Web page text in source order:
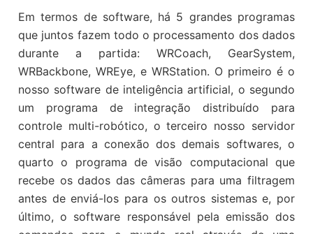
Em termos de software, há 5 grandes programas
que juntos fazem todo o processamento dos dados
durante a partida: WRCoach, GearSystem,
WRBackbone, WREye, e WRStation. O primeiro é o
nosso software de inteligência artificial, o segundo
um programa de integração distribuído para
controle multi-robótico, o terceiro nosso servidor
central para a conexão dos demais softwares, o
quarto o programa de visão computacional que
recebe os dados das câmeras para uma filtragem
antes de enviá-los para os outros sistemas e, por
último, o software responsável pela emissão dos